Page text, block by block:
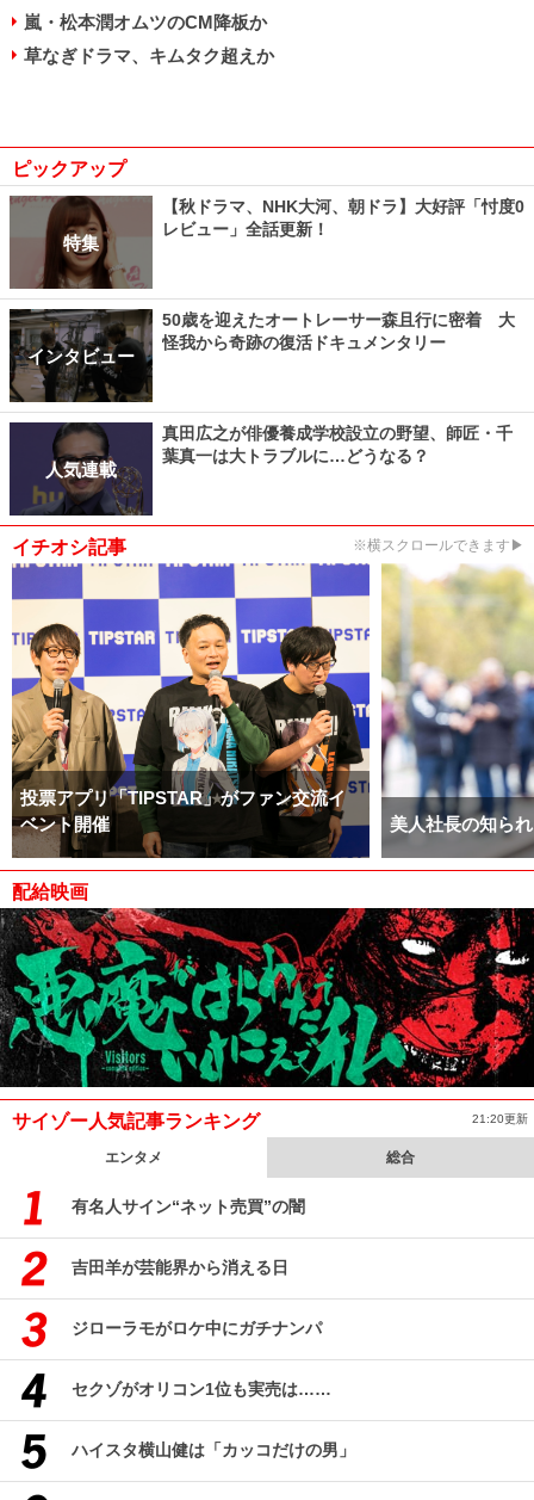
嵐・松本潤オムツのCM降板か
草なぎドラマ、キムタク超えか
ピックアップ
特集
【秋ドラマ、NHK大河、朝ドラ】大好評「忖度0
レビュー」全話更新！
インタビュー
50歳を迎えたオートレーサー森且行に密着 大
怪我から奇跡の復活ドキュメンタリー
人気連載
真田広之が俳優養成学校設立の野望、師匠・千
葉真一は大トラブルに…どうなる？
イチオシ記事 ※横スクロールできます▶
投票アプリ「TIPSTAR」がファン交流イ
ベント開催
美人社長の知ら
配給映画
サイゾー人気記事ランキング 21:20更新
エンタメ 総合
有名人サイン“ネット売買”の闇
吉田羊が芸能界から消える日
ジローラモがロケ中にガチナンパ
セクゾがオリコン1位も実売は……
ハイスタ横山健は「カッコだけの男」